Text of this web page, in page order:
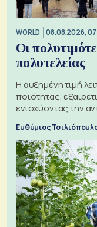
WORLD 08.08.2026,
Οι
πολυτελείας
Η αυξημένη τιμή
ποιότητας,
ενισχύοντας την
Ευθύμιος